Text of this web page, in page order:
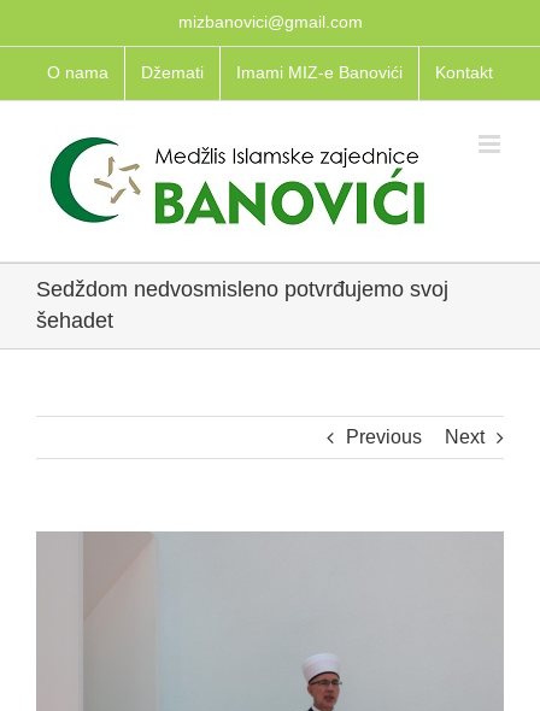
to
content
mizbanovici@gmail.com
O nama Džemati Imami MIZ-e Banovići Kontakt
Sedždom nedvosmisleno potvrđujemo svoj
šehadet
Previous Next